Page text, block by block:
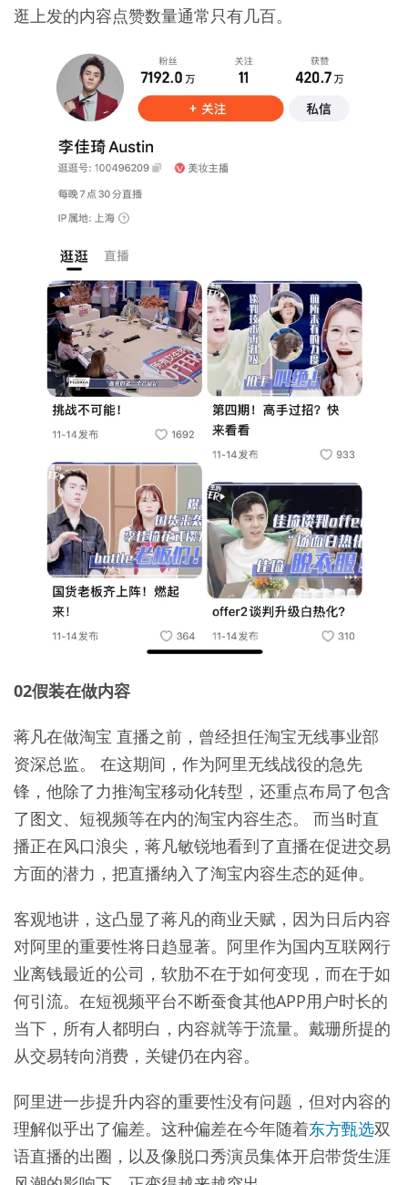
逛上发的内容点赞数量通常只有几百。
02假装在做内容
蒋凡在做淘宝 直播之前，曾经担任淘宝无线事业部
资深总监。 在这期间，作为阿里无线战役的急先
锋，他除了力推淘宝移动化转型，还重点布局了包含
了图文、短视频等在内的淘宝内容生态。 而当时直
播正在风口浪尖，蒋凡敏锐地看到了直播在促进交易
方面的潜力，把直播纳入了淘宝内容生态的延伸。
客观地讲，这凸显了蒋凡的商业天赋，因为日后内容
对阿里的重要性将日趋显著。阿里作为国内互联网行
业离钱最近的公司，软肋不在于如何变现，而在于如
何引流。在短视频平台不断蚕食其他APP用户时长的
当下，所有人都明白，内容就等于流量。戴珊所提的
从交易转向消费，关键仍在内容。
阿里进一步提升内容的重要性没有问题，但对内容的
理解似乎出了偏差。这种偏差在今年随着东方甄选双
语直播的出圈，以及像脱口秀演员集体开启带货生涯